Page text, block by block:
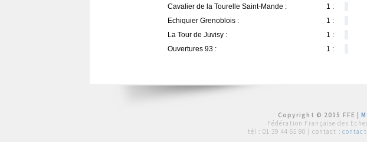
Cavalier de la Tourelle Saint-Mande :
1 :
Echiquier Grenoblois :
1 :
La Tour de Juvisy :
1 :
Ouvertures 93 :
1 :
Copyright © 2015 FFE |
Fédération Française des
tél : 01 39 44 65 80 | contact :